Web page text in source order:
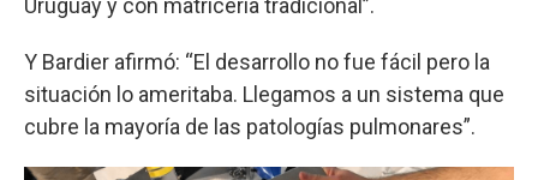
Uruguay y con matricería tradicional”.
Y Bardier afirmó: “El desarrollo no fue fácil pero la
situación lo ameritaba. Llegamos a un sistema que
cubre la mayoría de las patologías pulmonares”.